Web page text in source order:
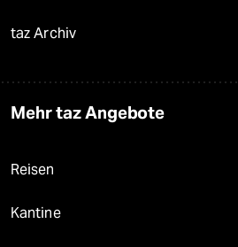
taz Archiv
Mehr taz Angebote
Reisen
Kantine